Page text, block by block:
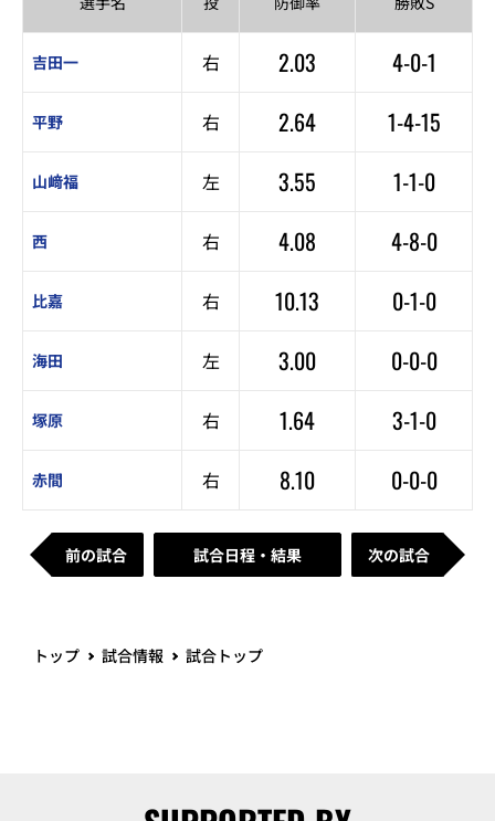
吉田一 右 2.03 4-0-1
平野 右 2.64 1-4-15
山﨑福 左 3.55 1-1-0
西 右 4.08 4-8-0
比嘉 右 10.13 0-1-0
海田 左 3.00 0-0-0
塚原 右 1.64 3-1-0
赤間 右 8.10 0-0-0
前の試合 試合日程・結果 次の試合
トップ 試合情報 試合トップ